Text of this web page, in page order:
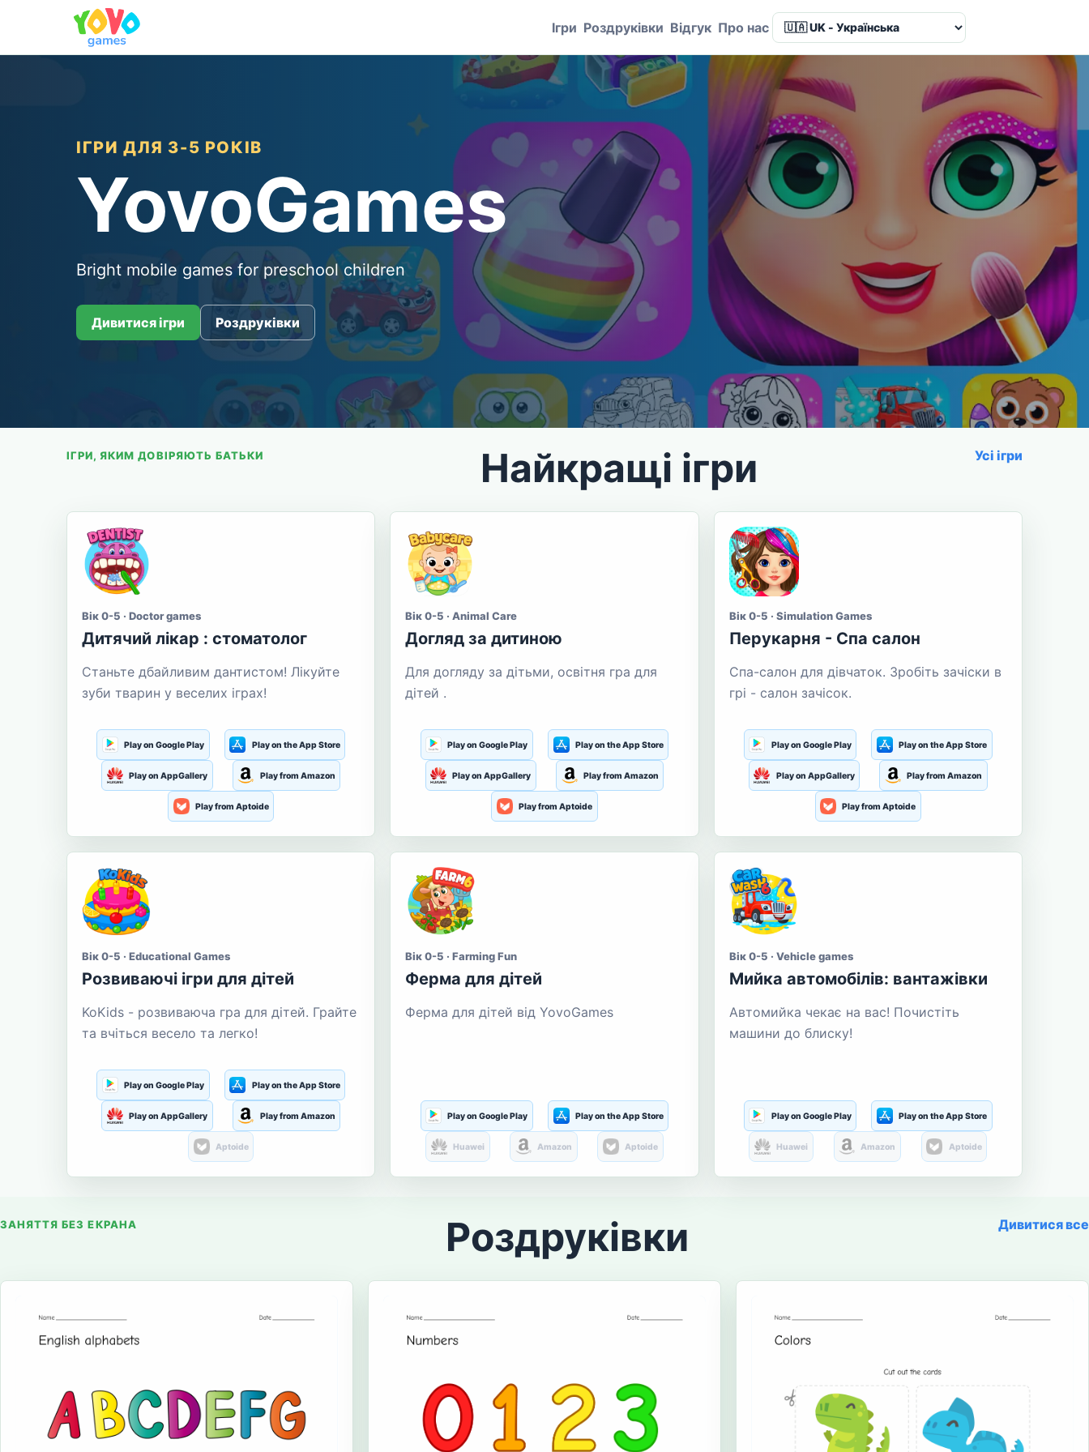
Ігри Роздруківки Відгук Про нас
ІГРИ ДЛЯ 3-5 РОКІВ
YovoGames
Bright mobile games for preschool children
Дивитися ігри Роздруківки
ІГРИ, ЯКИМ ДОВІРЯЮТЬ БАТЬКИ Найкращі ігри Усі ігри
Вік 0-5 · Doctor games
Дитячий лікар : стоматолог
Станьте дбайливим дантистом! Лікуйте
зуби тварин у веселих іграх!
Play on Google Play Play on the App Store
Play on AppGallery Play from Amazon
Play from Aptoide
Вік 0-5 · Animal Care
Догляд за дитиною
Для догляду за дітьми, освітня гра для
дітей .
Play on Google Play Play on the App Store
Play on AppGallery Play from Amazon
Play from Aptoide
Вік 0-5 · Simulation Games
Перукарня - Спа салон
Спа-салон для дівчаток. Зробіть зачіски в
грі - салон зачісок.
Play on Google Play Play on the App Store
Play on AppGallery Play from Amazon
Play from Aptoide
Вік 0-5 · Educational Games
Розвиваючі ігри для дітей
KoKids - розвиваюча гра для дітей. Грайте
та вчіться весело та легко!
Play on Google Play Play on the App Store
Play on AppGallery Play from Amazon
Aptoide
Вік 0-5 · Farming Fun
Ферма для дітей
Ферма для дітей від YovoGames
Play on Google Play Play on the App Store
Huawei Amazon Aptoide
Вік 0-5 · Vehicle games
Мийка автомобілів: вантажівки
Автомийка чекає на вас! Почистіть
машини до блиску!
Play on Google Play Play on the App Store
Huawei Amazon Aptoide
ЗАНЯТТЯ БЕЗ ЕКРАНА Роздруківки Дивитися все